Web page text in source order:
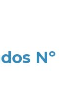
Nº